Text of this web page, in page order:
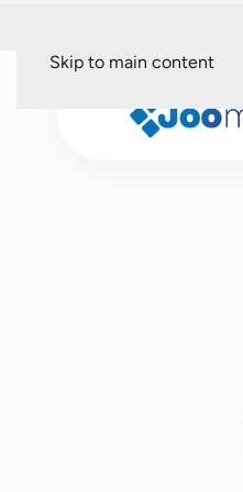
Skip to main content